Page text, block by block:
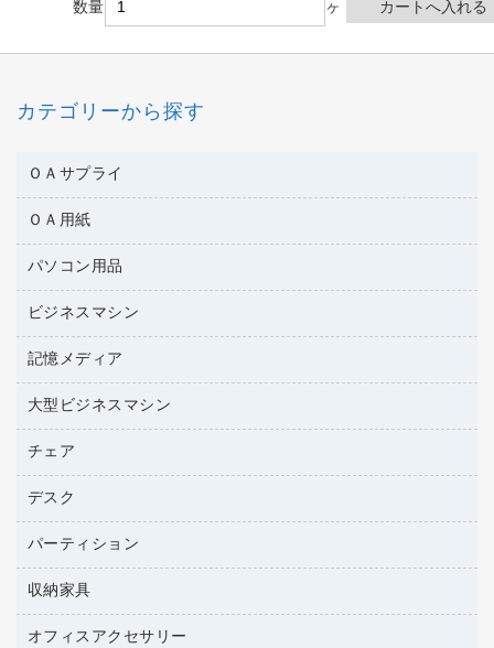
数量 ヶ
カテゴリーから探す
ＯＡサプライ
互換インクカートリッジ
ワープロリボン
リサイクルトナー（リターン方式）
リサイクルトナー（プール方式）
リサイクルインクカートリッジ
ファクシミリトナー
トナーカートリッジ
コピートナー
ＯＡ用紙
名刺用紙
帳票用紙／フォーム用紙
ワープロ用紙
ラベル用紙
プロッター用紙
ハガキ用紙
その他コピー用紙・プリンタ用紙
コピー用紙
パソコン用品
パソコン周辺機器
各種ケーブル
マウスパッド
マウス
パソコンバッグ／収納用品
ネットワーク／ＬＡＮ機器
ネットワーク／ＬＡＮアクセサリー
セキュリティ用品
ビジネスマシン
電話機
レーザープリンタ／複合機
メモリーカード
プロジェクタ
ファクシミリ
デジタルカメラ
スキャナー
コピー機
記憶メディア
ブルーレイディスク
ＣＤ－ＲＷ
ＣＤ－Ｒ
メディア収納用品
大型ビジネスマシン
プリンタ
チェア
応接イス・ベンチ
オフィスチェア
デスク
ミーティングテーブル
デスク
カウンター
パーティション
ホワイトボード・黒板
収納家具
保管庫・書庫
オフィスアクセサリー